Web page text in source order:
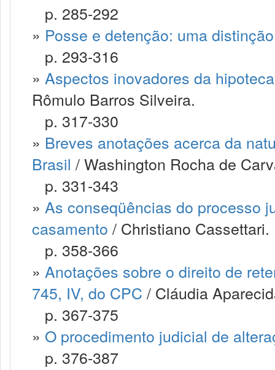
p. 285-292
» Posse e detenção: uma
p. 293-316
» Aspectos inovadores da
Rômulo Barros Silveira.
p. 317-330
» Breves anotações acerca da
Brasil / Washington Rocha de
p. 331-343
» As conseqüências do processo
casamento / Christiano Cassettari.
p. 358-366
» Anotações sobre o direito de
745, IV, do CPC / Cláudia
p. 367-375
» O procedimento judicial de
p. 376-387